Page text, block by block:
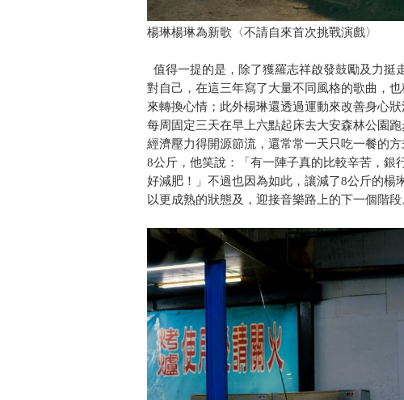
楊琳楊琳為新歌〈不請自來首次挑戰演戲〉
值得一提的是，除了獲羅志祥啟發鼓勵及力挺
對自己，在這三年寫了大量不同風格的歌曲，
來轉換心情；此外楊琳還透過運動來改善身心
每周固定三天在早上六點起床去大安森林公園
經濟壓力得開源節流，還常常一天只吃一餐的
8公斤，他笑說：「有一陣子真的比較辛苦，銀
好減肥！」不過也因為如此，讓減了8公斤的
以更成熟的狀態及，迎接音樂路上的下一個階段